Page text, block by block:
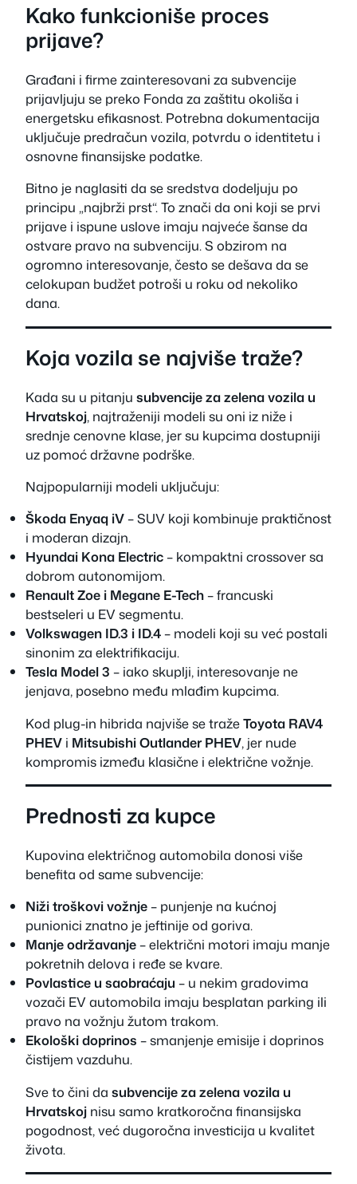
Kako funkcioniše proces
prijave?
Građani i firme zainteresovani za subvencije
prijavljuju se preko Fonda za zaštitu okoliša i
energetsku efikasnost. Potrebna dokumentacija
uključuje predračun vozila, potvrdu o identitetu i
osnovne finansijske podatke.
Bitno je naglasiti da se sredstva dodeljuju po
principu „najbrži prst“. To znači da oni koji se prvi
prijave i ispune uslove imaju najveće šanse da
ostvare pravo na subvenciju. S obzirom na
ogromno interesovanje, često se dešava da se
celokupan budžet potroši u roku od nekoliko
dana.
Koja vozila se najviše traže?
Kada su u pitanju subvencije za zelena vozila u
Hrvatskoj, najtraženiji modeli su oni iz niže i
srednje cenovne klase, jer su kupcima dostupniji
uz pomoć državne podrške.
Najpopularniji modeli uključuju:
Škoda Enyaq iV– SUV koji kombinuje praktičnost
i moderan dizajn.
Hyundai Kona Electric– kompaktni crossover sa
dobrom autonomijom.
Renault Zoe i Megane E-Tech– francuski
bestseleri u EV segmentu.
Volkswagen ID.3 i ID.4– modeli koji su već postali
sinonim za elektrifikaciju.
Tesla Model 3 – iako skuplji, interesovanje ne
jenjava, posebno među mlađim kupcima.
Kod plug-in hibrida najviše se tražeToyota RAV4
PHEV i Mitsubishi Outlander PHEV, jer nude
kompromis između klasične i električne vožnje.
Prednosti za kupce
Kupovina električnog automobila donosi više
benefita od same subvencije:
Niži troškovi vožnje– punjenje na kućnoj
punionici znatno je jeftinije od goriva.
Manje održavanje– električni motori imaju manje
pokretnih delova i ređe se kvare.
Povlastice u saobraćaju – u nekim gradovima
vozači EV automobila imaju besplatan parking ili
pravo na vožnju žutom trakom.
Ekološki doprinos – smanjenje emisije i doprinos
čistijem vazduhu.
Sve to čini da subvencije za zelena vozila u
Hrvatskoj nisu samo kratkoročna finansijska
pogodnost, već dugoročna investicija u kvalitet
života.